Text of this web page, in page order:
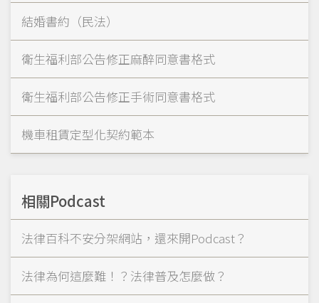
結婚書約（民法）
衛生福利部公告修正麻醉同意書格式
衛生福利部公告修正手術同意書格式
機車租賃定型化契約範本
相關Podcast
法律百科不安分架網站，還來開Podcast？
法律為何這麼難！？法律普及怎麼做？